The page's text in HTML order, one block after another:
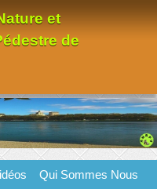
et
de
Qui Sommes Nous